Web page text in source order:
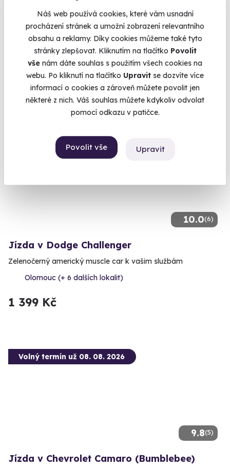
Náš web používá cookies, které vám usnadní
procházení stránek a umožní zobrazení relevantního
obsahu a reklamy. Díky cookies můžeme také tyto
stránky zlepšovat. Kliknutím na tlačítko Povolit
vše nám dáte souhlas s použitím všech cookies na
webu. Po kliknutí na tlačítko Upravit se dozvíte více
informací o cookies a zároveň můžete povolit jen
některé z nich. Váš souhlas můžete kdykoliv odvolat
pomocí odkazu v patičce.
Povolit vše Upravit
Jízda v Rally speciálu
Vyzkoušejte ikonické Mitsubishi Lancer EVO IX
Přerov (+ 3 další lokality)
2 490 Kč
10.0(6)
Volný termín už 08. 08. 2026
Jízda v Dodge Challenger
Zelenočerný americký muscle car k vašim službám
Olomouc (+ 6 dalších lokalit)
1 399 Kč
9.8(5)
Volný termín už 08. 08. 2026
Jízda v Chevrolet Camaro (Bumblebee)